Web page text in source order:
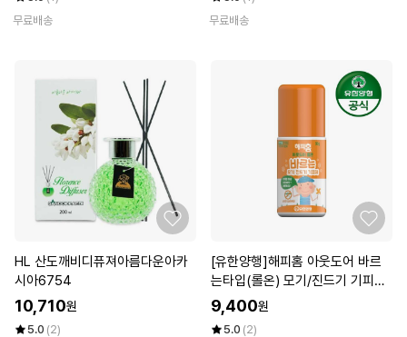
무료배송
무료배송
HL 산도깨비디퓨져아름다운아카
시아6754
10,710원
5.0 (2)
[유한양행]해피홈 아웃도어 바르
는타입(롤온) 모기/진드기 기피제
50g
9,400원
5.0 (2)